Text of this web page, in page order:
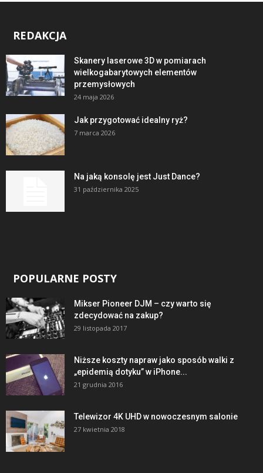
REDAKCJA
Skanery laserowe 3D w pomiarach
wielkogabarytowych elementów
przemysłowych
24 maja 2026
Jak przygotować idealny ryż?
7 marca 2026
Na jaką konsolę jest Just Dance?
31 października 2025
POPULARNE POSTY
Mikser Pioneer DJM – czy warto się
zdecydować na zakup?
29 listopada 2017
Niższe koszty napraw jako sposób walki z
„epidemią dotyku” w iPhone...
21 grudnia 2016
Telewizor 4K UHD w nowoczesnym salonie
27 kwietnia 2018